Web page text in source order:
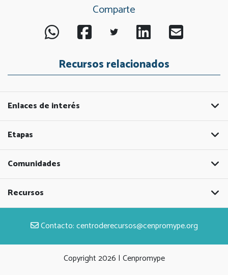
Comparte
Recursos relacionados
Enlaces de interés
Etapas
Comunidades
Recursos
Contacto:centroderecursos@cenpromype.org
Copyright2026 | Cenpromype